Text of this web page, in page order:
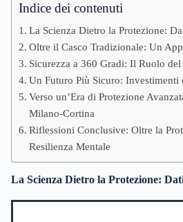
Indice dei contenuti
La Scienza Dietro la Protezione:
Oltre il Casco Tradizionale: Un
Sicurezza a 360 Gradi: Il Ruolo del
Un Futuro Più Sicuro: Investimenti
Verso un’Era di Protezione
Milano-Cortina
Riflessioni Conclusive: Oltre la
Resilienza Mentale
La Scienza Dietro la Protezione: